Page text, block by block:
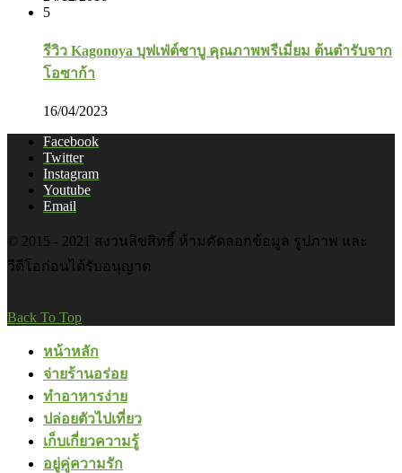
5
รีวิว Kagonoya บุฟเฟ่ต์ชาบู คุณภาพพรีเมี่ยม ต้นตำรับจาก
โอซาก้า
16/04/2023
Facebook
Twitter
Instagram
Youtube
Email
© 2015 - 2021 สงวนลิขสิทธิ์ ห้ามคัดลอกข้อมูล รูปภาพ และ
วีดีโอก่อนได้รับอนุญาต
Back To Top
หน้าหลัก
จ่ายร้านอร่อย
ทำอาหารง่าย
ปล่อยตัวไปเที่ยว
เก็บเกี่ยวความรู้
อยู่คู่ความรัก